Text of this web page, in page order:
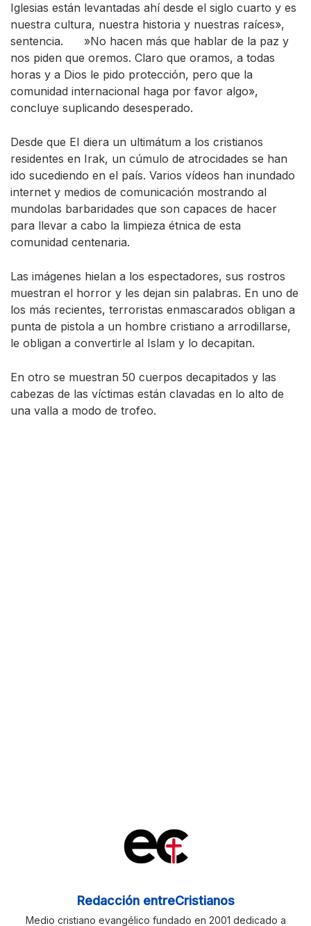
Iglesias están levantadas ahí desde el siglo cuarto y es
nuestra cultura, nuestra historia y nuestras raíces»,
sentencia. »No hacen más que hablar de la paz y
nos piden que oremos. Claro que oramos, a todas
horas y a Dios le pido protección, pero que la
comunidad internacional haga por favor algo»,
concluye suplicando desesperado.
Desde que EI diera un ultimátum a los cristianos
residentes en Irak, un cúmulo de atrocidades se han
ido sucediendo en el país. Varios vídeos han inundado
internet y medios de comunicación mostrando al
mundolas barbaridades que son capaces de hacer
para llevar a cabo la limpieza étnica de esta
comunidad centenaria.
Las imágenes hielan a los espectadores, sus rostros
muestran el horror y les dejan sin palabras. En uno de
los más recientes, terroristas enmascarados obligan a
punta de pistola a un hombre cristiano a arrodillarse,
le obligan a convertirle al Islam y lo decapitan.
En otro se muestran 50 cuerpos decapitados y las
cabezas de las víctimas están clavadas en lo alto de
una valla a modo de trofeo.
Redacción entreCristianos
Medio cristiano evangélico fundado en 2001 dedicado a